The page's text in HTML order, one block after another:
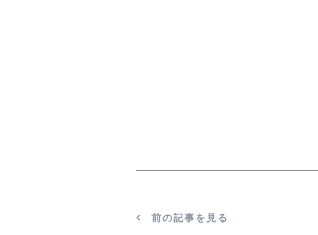
前の記事を見る